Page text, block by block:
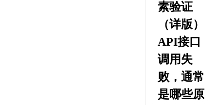
素验证
（详版）
API接口
调用失
败，通常
是哪些原